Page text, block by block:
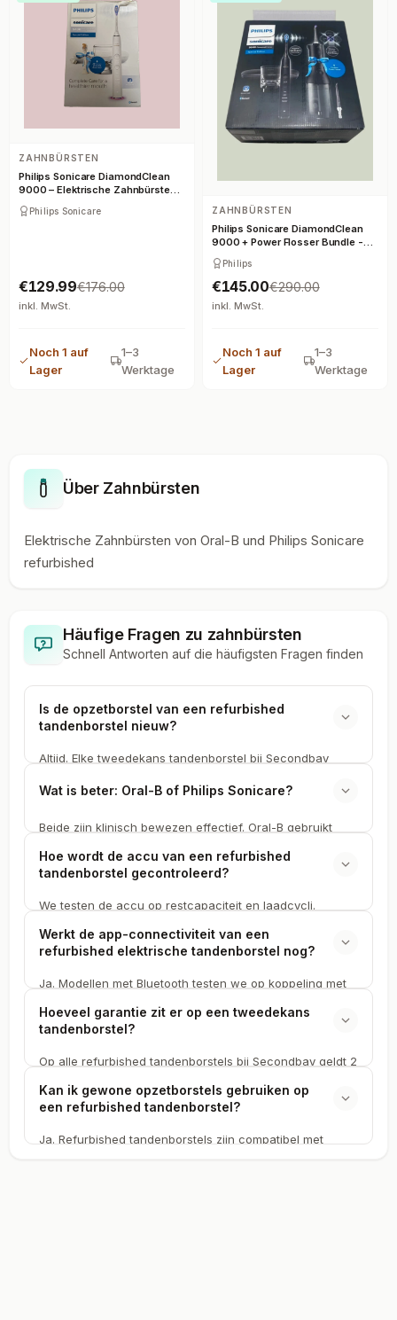
ZAHNBÜRSTEN
Philips Sonicare DiamondClean
9000 – Elektrische Zahnbürste
mit App
Philips Sonicare
€129.99€176.00
inkl. MwSt.
Noch 1 auf
Lager
1–3
Werktage
ZAHNBÜRSTEN
Philips Sonicare DiamondClean
9000 + Power Flosser Bundle -
Philips
€145.00€290.00
inkl. MwSt.
Noch 1 auf
Lager
1–3
Werktage
Über Zahnbürsten
Elektrische Zahnbürsten von Oral-B und Philips Sonicare
refurbished
Häufige Fragen zu zahnbürsten
Schnell Antworten auf die häufigsten Fragen finden
Is de opzetborstel van een refurbished
tandenborstel nieuw?
Altijd. Elke tweedekans tandenborstel bij Secondbay
opzetborstel. Daar maken we geen uitzondering op,
Sonicare betreft.
Wat is beter: Oral-B of Philips Sonicare?
Beide zijn klinisch bewezen effectief. Oral-B gebruikt
ronde kop die goed bij achterste kiezen komt. Philips
kop. De keuze is persoonlijk. Bij tweedekans
Hoe wordt de accu van een refurbished
tandenborstel gecontroleerd?
We testen de accu op restcapaciteit en laadcycli.
voldoet, bieden we niet aan bij Secondbay. De
productpagina.
Werkt de app-connectiviteit van een
refurbished elektrische tandenborstel nog?
Ja. Modellen met Bluetooth testen we op koppeling met
statistieken werken identiek aan een nieuw exemplaar.
Hoeveel garantie zit er op een tweedekans
tandenborstel?
Op alle refurbished tandenborstels bij Secondbay geldt 2
motor. Binnen 14 dagen na ontvangst kun je ook
Kan ik gewone opzetborstels gebruiken op
een refurbished tandenborstel?
Ja. Refurbished tandenborstels zijn compatibel met